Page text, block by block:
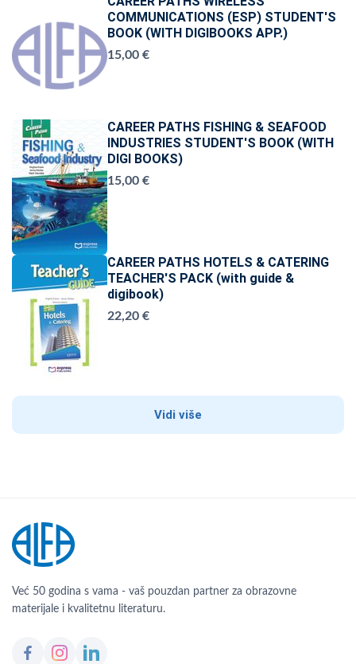
COMMUNICATIONS (ESP) STUDENT'S
BOOK (WITH DIGIBOOKS APP.)
15,00 €
CAREER PATHS FISHING & SEAFOOD
INDUSTRIES STUDENT'S BOOK (WITH
DIGI BOOKS)
15,00 €
CAREER PATHS HOTELS & CATERING
TEACHER'S PACK (with guide &
digibook)
22,20 €
Vidi više
Već 50 godina s vama - vaš pouzdan partner za obrazovne
materijale i kvalitetnu literaturu.